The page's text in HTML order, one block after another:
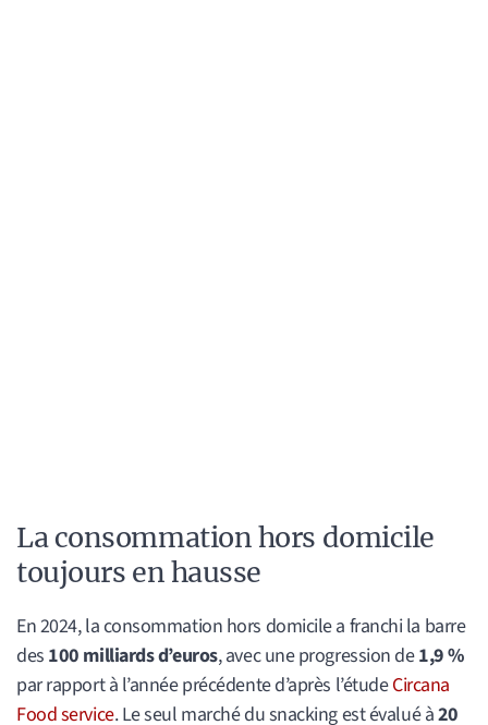
La consommation hors domicile
toujours en hausse
En 2024, la consommation hors domicile a franchi la barre
des 100 milliards d’euros, avec une progression de1,9 %
par rapport à l’année précédente d’après l’étudeCircana
Food service. Le seul marché du snacking est évalué à20